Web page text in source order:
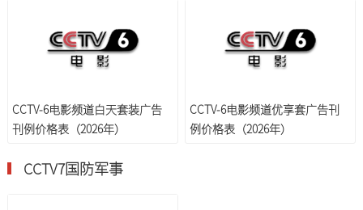
CCTV-6电影频道白天套装广告
刊例价格表（2026年）
CCTV-6电影频道优享套广告刊
例价格表（2026年）
CCTV7国防军事